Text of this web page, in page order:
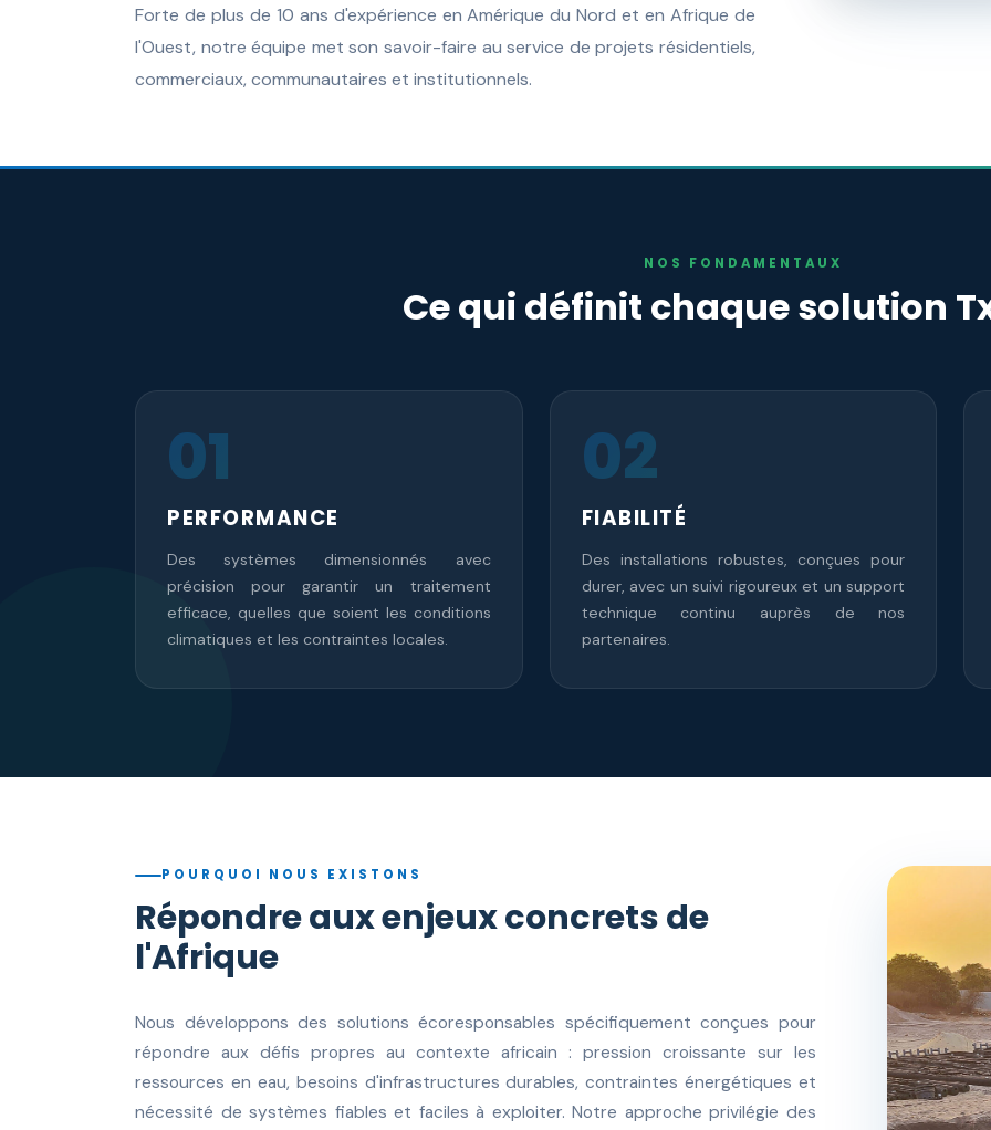
Forte de plus de 10 ans d'expérience en Amérique du Nord et en Afrique de
l'Ouest, notre équipe met son savoir-faire au service de projets résidentiels,
commerciaux, communautaires et institutionnels.
NOS FONDAMENTAUX
Ce qui définit chaque solution
01
PERFORMANCE
Des systèmes dimensionnés avec
précision pour garantir un traitement
efficace, quelles que soient les conditions
climatiques et les contraintes locales.
02
FIABILITÉ
Des installations robustes, conçues pour
durer, avec un suivi rigoureux et un support
technique continu auprès de nos
partenaires.
POURQUOI NOUS EXISTONS
Répondre aux enjeux concrets de
l'Afrique
Nous développons des solutions écoresponsables spécifiquement conçues pour
répondre aux défis propres au contexte africain : pression croissante sur les
ressources en eau, besoins d'infrastructures durables, contraintes énergétiques et
nécessité de systèmes fiables et faciles à exploiter. Notre approche privilégie des